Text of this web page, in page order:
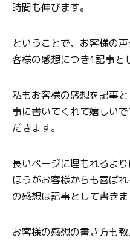
時間も伸びます。
ということで、お客様の
客様の感想につき1記事と
私もお客様の感想を記事
事に書いてくれて嬉しい
だきます。
長いページに埋もれるよ
ほうがお客様からも喜ば
の感想は記事として書きま
お客様の感想の書き方も